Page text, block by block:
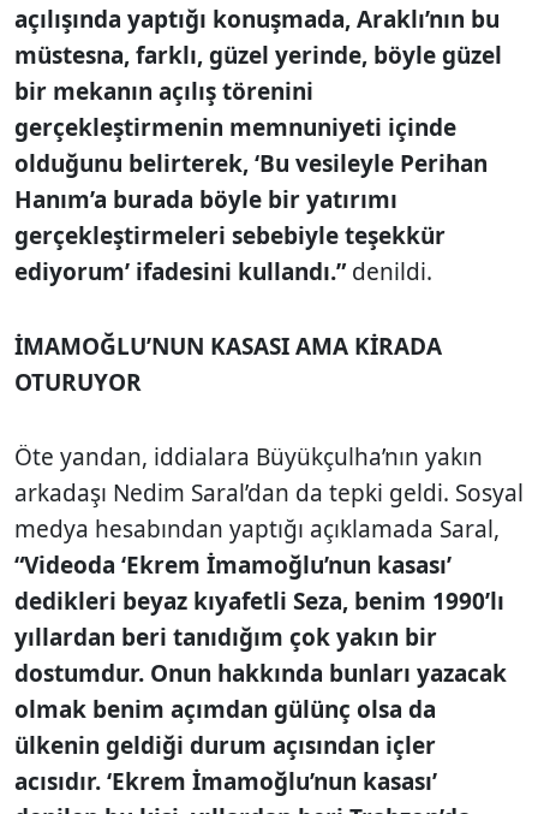
açılışında yaptığı konuşmada, Araklı’nın bu
müstesna, farklı, güzel yerinde, böyle güzel
bir mekanın açılış törenini
gerçekleştirmenin memnuniyeti içinde
olduğunu belirterek, ‘Bu vesileyle Perihan
Hanım’a burada böyle bir yatırımı
gerçekleştirmeleri sebebiyle teşekkür
ediyorum’ ifadesini kullandı.”denildi.
İMAMOĞLU’NUN KASASI AMA KİRADA
OTURUYOR
Öte yandan, iddialara Büyükçulha’nın yakın
arkadaşı Nedim Saral’dan da tepki geldi. Sosyal
medya hesabından yaptığı açıklamada Saral,
“Videoda ‘Ekrem İmamoğlu’nun kasası’
dedikleri beyaz kıyafetli Seza, benim 1990’lı
yıllardan beri tanıdığım çok yakın bir
dostumdur. Onun hakkında bunları yazacak
olmak benim açımdan gülünç olsa da
ülkenin geldiği durum açısından içler
acısıdır. ‘Ekrem İmamoğlu’nun kasası’